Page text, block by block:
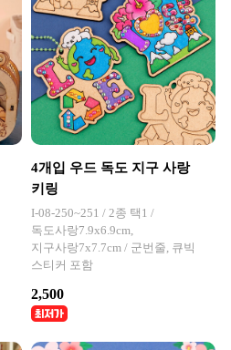
4개입 우드 독도 지구 사랑
키링
I-08-250~251 / 2종 택1 /
독도사랑7.9x6.9cm,
지구사랑7x7.7cm / 군번줄, 큐빅
스티커 포함
2,500